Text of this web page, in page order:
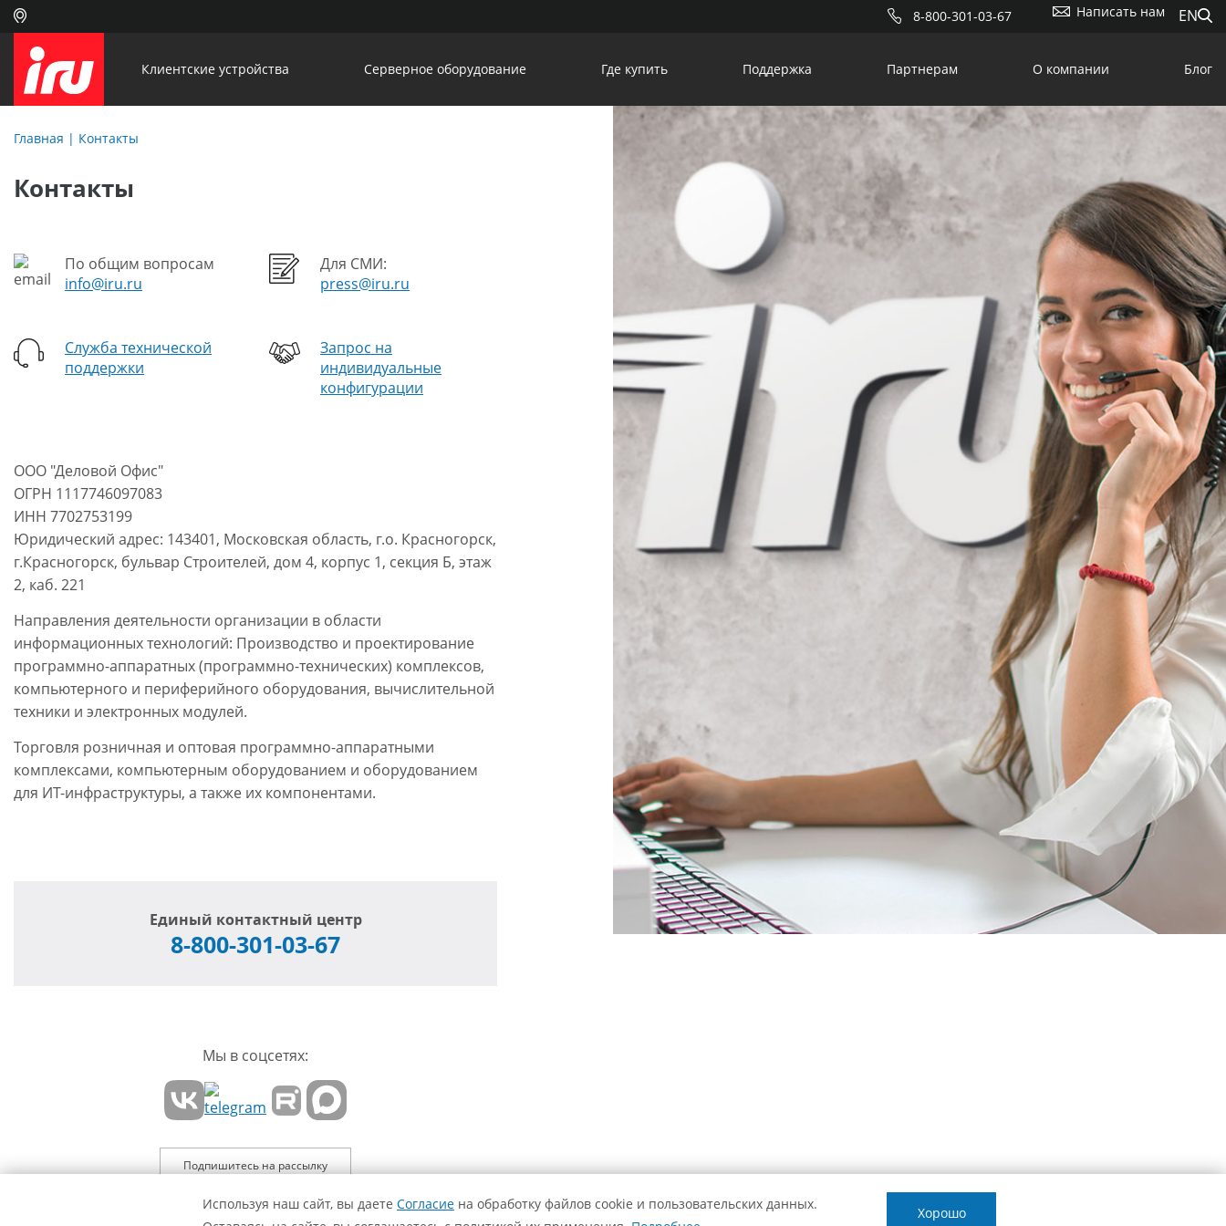
8-800-301-03-67 Написать нам EN
Клиентские устройства Серверное оборудование Где купить Поддержка Партнерам О компании Блог
Главная | Контакты
Контакты
По общим вопросам
info@iru.ru
Для СМИ:
press@iru.ru
Служба технической
поддержки
Запрос на
индивидуальные
конфигурации
ООО "Деловой Офис"
ОГРН 1117746097083
ИНН 7702753199
Юридический адрес: 143401, Московская область, г.о. Красногорск,
г.Красногорск, бульвар Строителей, дом 4, корпус 1, секция Б, этаж
2, каб. 221
Направления деятельности организации в области
информационных технологий: Производство и проектирование
программно-аппаратных (программно-технических) комплексов,
компьютерного и периферийного оборудования, вычислительной
техники и электронных модулей.
Торговля розничная и оптовая программно-аппаратными
комплексами, компьютерным оборудованием и оборудованием
для ИТ-инфраструктуры, а также их компонентами.
Единый контактный центр
8-800-301-03-67
Мы в соцсетях:
Подпишитесь на рассылку
Используя наш сайт, вы даете Согласие на обработку файлов cookie и пользовательских данных.
Хорошо